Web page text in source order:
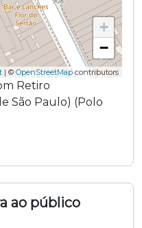
+
−
| © OpenStreetMapcontributors
Retiro
São Paulo) (Polo
ao público